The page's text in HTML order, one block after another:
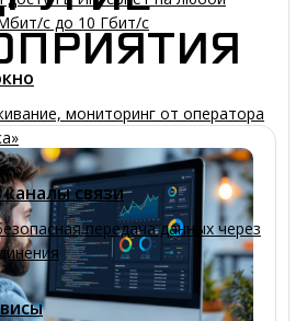
с до 10 Гбит/с
мониторинг от оператора
связи
передача данных через